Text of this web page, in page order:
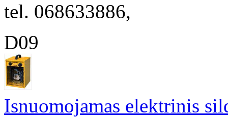
tel. 068633886,
D09
Isnuomojamas elektrinis